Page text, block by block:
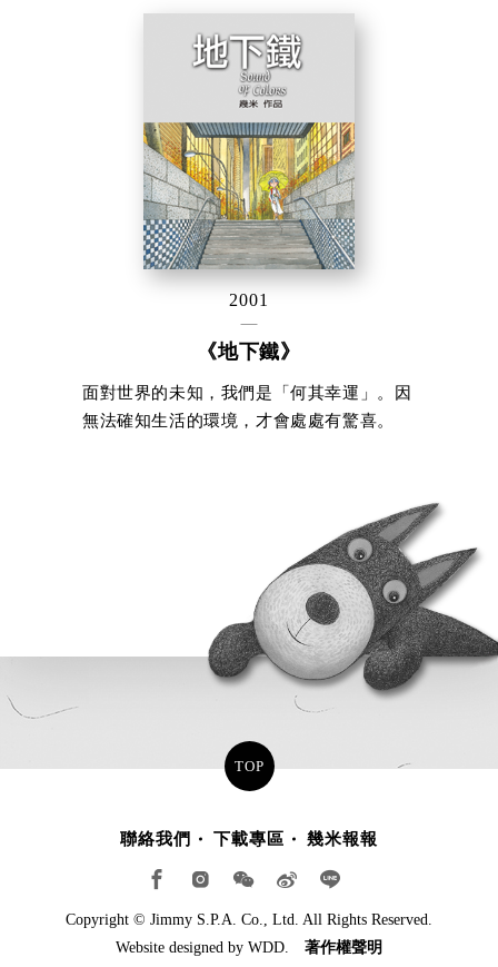
2001
《地下鐵》
面對世界的未知，我們是「何其幸運」。因
無法確知生活的環境，才會處處有驚喜。
TOP
聯絡我們 下載專區 幾米報報
Copyright © Jimmy S.P.A. Co., Ltd. All Rights Reserved.
Website designed by WDD. 著作權聲明